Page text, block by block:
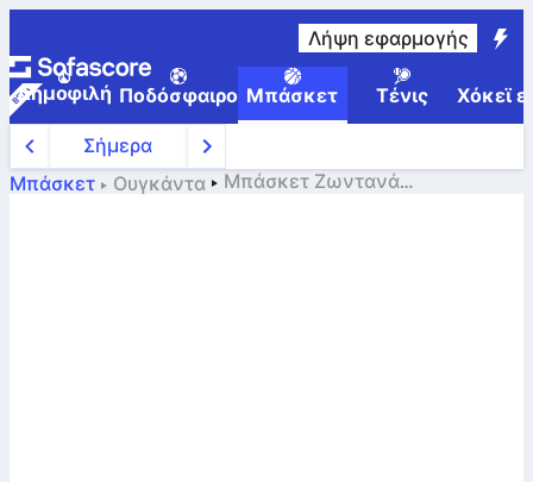
Λήψη εφαρμογής
Δημοφιλή Ποδόσφαιρο Μπάσκετ Τένις Χόκεϊ
Σήμερα
Μπάσκετ
Ουγκάντα ΜπάσκετΖωντανά